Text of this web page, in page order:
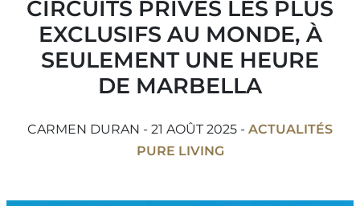
CIRCUITS PRIVÉS LES PLUS
EXCLUSIFS AU MONDE, À
SEULEMENT UNE HEURE
DE MARBELLA
CARMEN DURAN - 21 AOÛT 2025 - ACTUALITÉS
PURE LIVING